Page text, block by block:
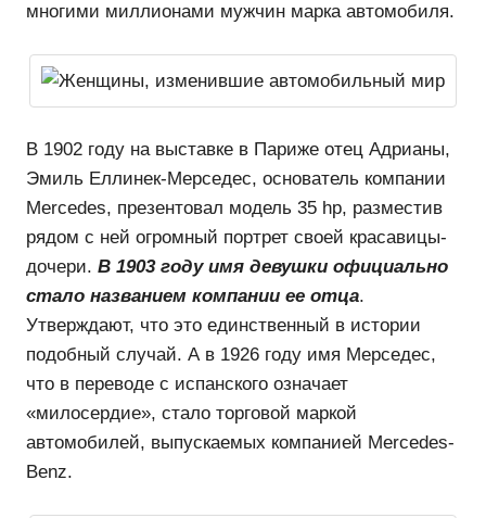
многими миллионами мужчин марка автомобиля.
В 1902 году на выставке в Париже отец Адрианы,
Эмиль Еллинек-Мерседес, основатель компании
Mercedes, презентовал модель 35 hp, разместив
рядом с ней огромный портрет своей красавицы-
дочери. В 1903 году имя девушки официально
стало названием компании ее отца.
Утверждают, что это единственный в истории
подобный случай. А в 1926 году имя Мерседес,
что в переводе с испанского означает
«милосердие», стало торговой маркой
автомобилей, выпускаемых компанией Mercedes-
Benz.